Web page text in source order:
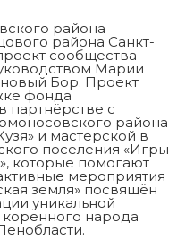
района
района Санкт-
сообщества
Марии
Бор. Проект
фонда
партнёрстве с
района
и мастерской в
поселения «Игры
которые помогают
мероприятия
земля» посвящён
уникальной
коренного народа